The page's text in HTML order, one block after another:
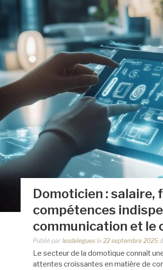
Domoticien : salaire,
compétences
communication et le
Publié par lesdelegues le 22 septembre 2025
Le secteur de la domotique connaît
attentes croissantes en matière de